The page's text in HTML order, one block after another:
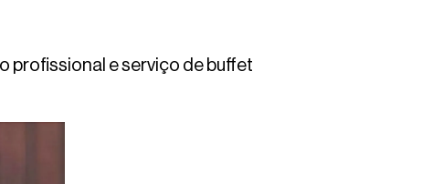
profissional e serviço de buffet